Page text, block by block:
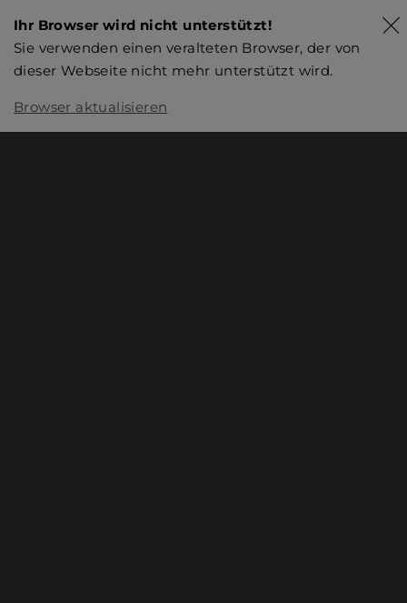
Ihr Browser wird nicht unterstützt!
Sie verwenden einen veralteten Browser, der von
dieser Webseite nicht mehr unterstützt wird.
Browser aktualisieren